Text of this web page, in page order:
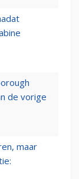
de vorige
maar